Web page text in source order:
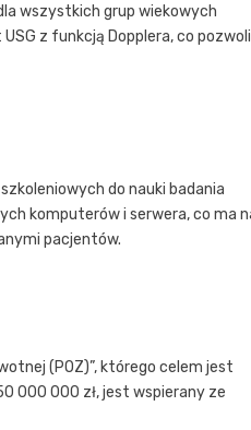
wszystkich grup wiekowych
z funkcją Dopplera, co pozwoli
do nauki badania
komputerów i serwera, co ma
pacjentów.
(POZ)”, którego celem jest
000 000 zł, jest wspierany ze